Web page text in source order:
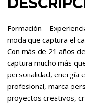
Formación –
moda que captura el
Con más de 21 años
captura mucho más
personalidad, energía
profesional, marca
proyectos creativos,